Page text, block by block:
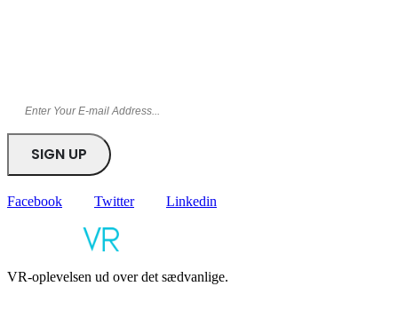
Facebook Twitter Linkedin
VR-oplevelsen ud over det sædvanlige.